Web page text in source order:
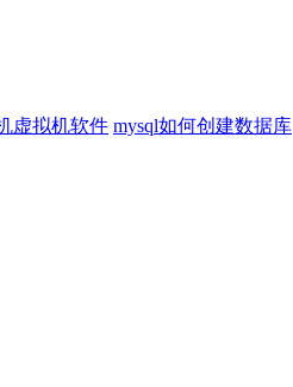
虚拟机软件 mysql如何创建数据库